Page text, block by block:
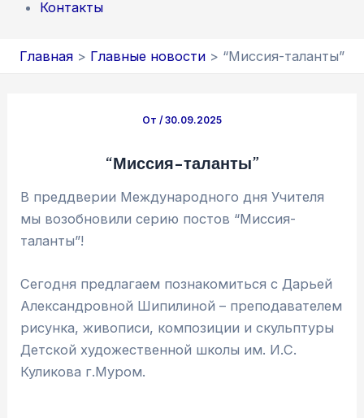
Контакты
Главная Главные новости “Миссия-таланты”
От /30.09.2025
“Миссия-таланты”
В преддверии Международного дня Учителя
мы возобновили серию постов “Миссия-
таланты”!
Сегодня предлагаем познакомиться с Дарьей
Александровной Шипилиной – преподавателем
рисунка, живописи, композиции и скульптуры
Детской художественной школы им. И.С.
Куликова г.Муром.